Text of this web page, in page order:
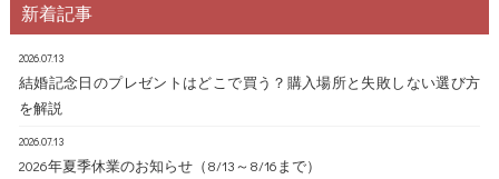
新着記事
2026.07.13
結婚記念日のプレゼントはどこで買う？購入場所と失敗しない選び方
を解説
2026.07.13
2026年夏季休業のお知らせ（8/13～8/16まで）